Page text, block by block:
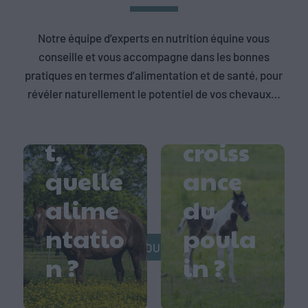
Notre équipe d’experts en nutrition équine vous
conseille et vous accompagne dans les bonnes
pratiques en termes d’alimentation et de santé, pour
révéler naturellement le potentiel de vos chevaux…
Gestat
ion de
la
t,
quelle
alime
ntatio
n ?
Que
faut-il
savoir
croiss
ance
du
poula
in ?
Comm
ent
préve
nir les
Comm
ent
entret
enir
Le
DÉCOUVRIR